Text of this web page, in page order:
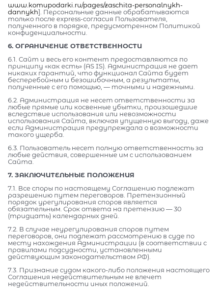
www.komupodarki.ru/pages/zaschita-personalnykh-
dannykh]. Персональные данные обрабатываются
только после express-согласия Пользователя,
полученного в порядке, предусмотренном Политикой
конфиденциальности.
6. ОГРАНИЧЕНИЕ ОТВЕТСТВЕННОСТИ
6.1. Сайт и весь его контент предоставляются по
принципу «как есть» (AS IS). Администрация не дает
никаких гарантий, что функционал Сайта будет
бесперебойным и безошибочным, а результаты,
полученные с его помощью, — точными и надежными.
6.2. Администрация не несет ответственности за
любые прямые или косвенные убытки, произошедшие
вследствие использования или невозможности
использования Сайта, включая упущенную выгоду, даже
если Администрация предупреждала о возможности
такого ущерба.
6.3. Пользователь несет полную ответственность за
любые действия, совершенные им с использованием
Сайта.
7. ЗАКЛЮЧИТЕЛЬНЫЕ ПОЛОЖЕНИЯ
7.1. Все споры по настоящему Соглашению подлежат
разрешению путем переговоров. Претензионный
порядок урегулирования споров является
обязательным. Срок ответа на претензию — 30
(тридцать) календарных дней.
7.2. В случае неурегулирования споров путем
переговоров, они подлежат рассмотрению в суде по
месту нахождения Администрации (в соответствии с
правилами подсудности, установленными
действующим законодательством РФ).
7.3. Признание судом какого-либо положения настоящего
Соглашения недействительным не влечет
недействительности иных положений.